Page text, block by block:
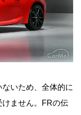
いため、全体的に
けません。FRの伝